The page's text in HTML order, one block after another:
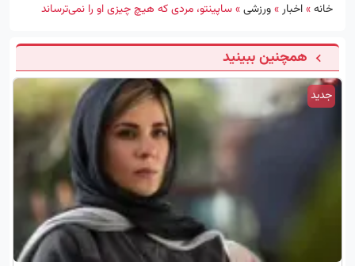
خانه»اخبار»ورزشی»ساپینتو، مردی که هیچ چیزی او را نمی‌ترساند
همچنین ببینید
جدید